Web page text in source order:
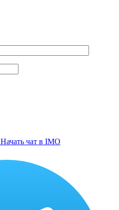
Начать чат в IMO